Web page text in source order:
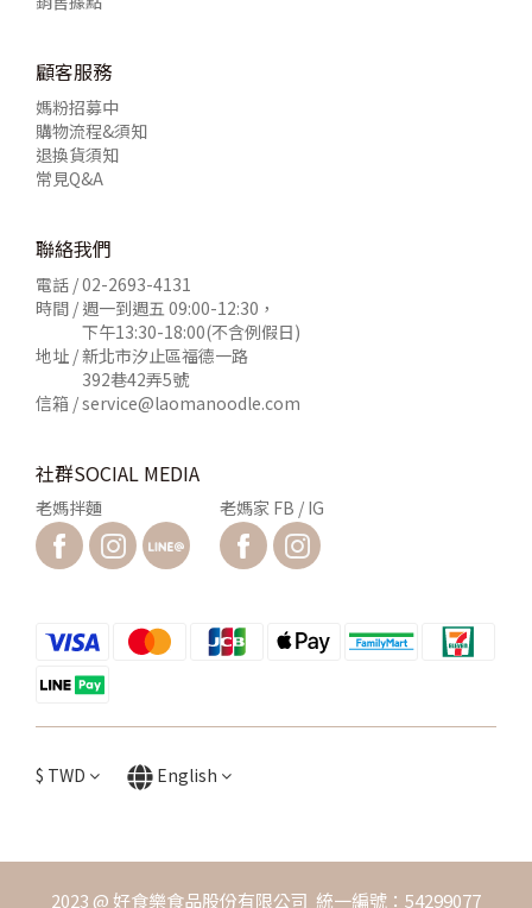
顧客服務
媽粉招募中
購物流程&須知
退換貨須知
常見Q&A
聯絡我們
電話 /02-2693-4131
時間 / 週一到週五 09:00-12:30，
下午13:30-18:00(不含例假日)
地址 / 新北市汐止區福德一路
392巷42弄5號
信箱 /service@laomanoodle.com
社群SOCIAL MEDIA
老媽拌麵 老媽家 FB / IG
$ TWD English
2023 @ 好食樂食品股份有限公司 統一編號：54299077